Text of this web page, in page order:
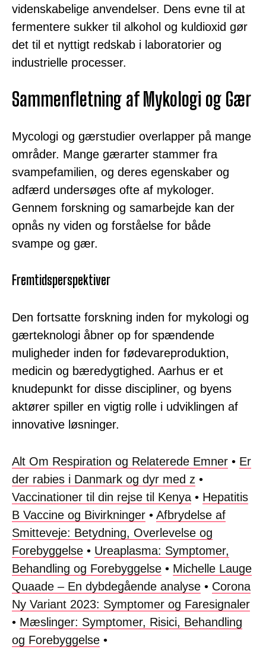
videnskabelige anvendelser. Dens evne til at
fermentere sukker til alkohol og kuldioxid gør
det til et nyttigt redskab i laboratorier og
industrielle processer.
Sammenfletning af Mykologi og Gær
Mycologi og gærstudier overlapper på mange
områder. Mange gærarter stammer fra
svampefamilien, og deres egenskaber og
adfærd undersøges ofte af mykologer.
Gennem forskning og samarbejde kan der
opnås ny viden og forståelse for både
svampe og gær.
Fremtidsperspektiver
Den fortsatte forskning inden for mykologi og
gærteknologi åbner op for spændende
muligheder inden for fødevareproduktion,
medicin og bæredygtighed. Aarhus er et
knudepunkt for disse discipliner, og byens
aktører spiller en vigtig rolle i udviklingen af
innovative løsninger.
Alt Om Respiration og Relaterede Emner • Er
der rabies i Danmark og dyr med z •
Vaccinationer til din rejse til Kenya • Hepatitis
B Vaccine og Bivirkninger • Afbrydelse af
Smitteveje: Betydning, Overlevelse og
Forebyggelse • Ureaplasma: Symptomer,
Behandling og Forebyggelse • Michelle Lauge
Quaade – En dybdegående analyse • Corona
Ny Variant 2023: Symptomer og Faresignaler
• Mæslinger: Symptomer, Risici, Behandling
og Forebyggelse •